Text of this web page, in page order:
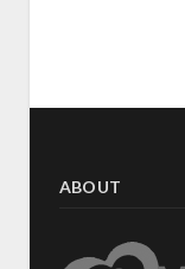
ABOUT